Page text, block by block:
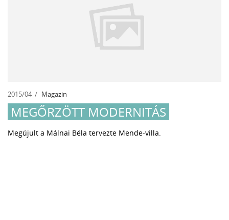
2015/04 Magazin
MEGŐRZÖTT MODERNITÁS
Megújult a Málnai Béla tervezte Mende-villa.